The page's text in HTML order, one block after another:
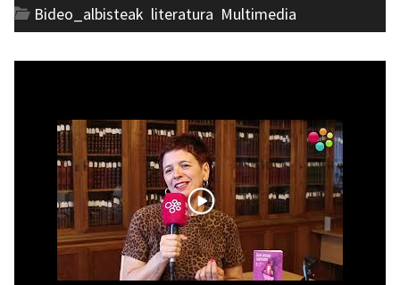
Bideo_albisteak literatura Multimedia